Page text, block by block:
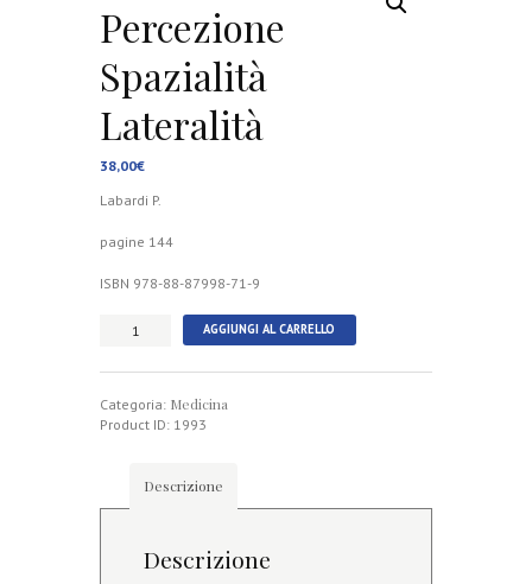
Percezione
Spazialità
Lateralità
38,00€
Labardi P.
pagine 144
ISBN 978-88-87998-71-9
Percezione
AGGIUNGI AL CARRELLO
Categoria: Medicina
Product ID: 1993
Descrizione
Descrizione